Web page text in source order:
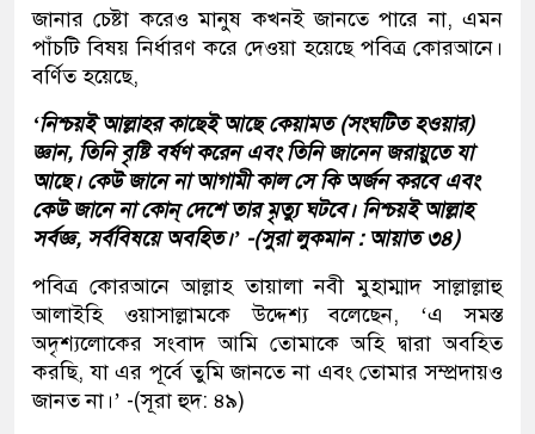
জানার চেষ্টা করেও মানুষ কখনই জানতে পারে না, এমন
পাঁচটি বিষয় নির্ধারণ করে দেওয়া হয়েছে পবিত্র কোরআনে।
বর্ণিত হয়েছে,
‘নিশ্চয়ই আল্লাহর কাছেই আছে কেয়ামত (সংঘটিত হওয়ার)
জ্ঞান, তিনি বৃষ্টি বর্ষণ করেন এবং তিনি জানেন জরায়ুতে যা
আছে। কেউ জানে না আগামী কাল সে কি অর্জন করবে এবং
কেউ জানে না কোন্ দেশে তার মৃত্যু ঘটবে। নিশ্চয়ই আল্লাহ
সর্বজ্ঞ, সর্ববিষয়ে অবহিত।’ -(সুরা লুকমান : আয়াত ৩৪)
পবিত্র কোরআনে আল্লাহ তায়ালা নবী মুহাম্মাদ সাল্লাল্লাহু
আলাইহি ওয়াসাল্লামকে উদ্দেশ্য বলেছেন, ‘এ সমস্ত
অদৃশ্যলোকের সংবাদ আমি তোমাকে অহি দ্বারা অবহিত
করছি, যা এর পূর্বে তুমি জানতে না এবং তোমার সম্প্রদায়ও
জানত না।’ -(সূরা হুদ: ৪৯)